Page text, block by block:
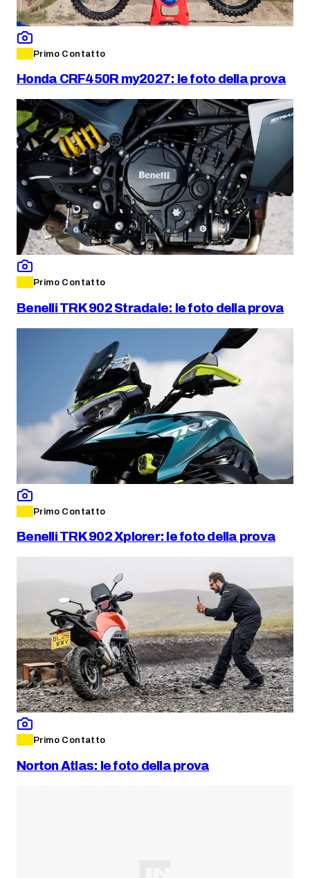
Primo Contatto
Honda CRF450R my2027: le foto della prova
Primo Contatto
Benelli TRK 902 Stradale: le foto della prova
Primo Contatto
Benelli TRK 902 Xplorer: le foto della prova
Primo Contatto
Norton Atlas: le foto della prova